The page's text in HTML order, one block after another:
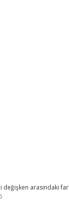
değişken arasındaki